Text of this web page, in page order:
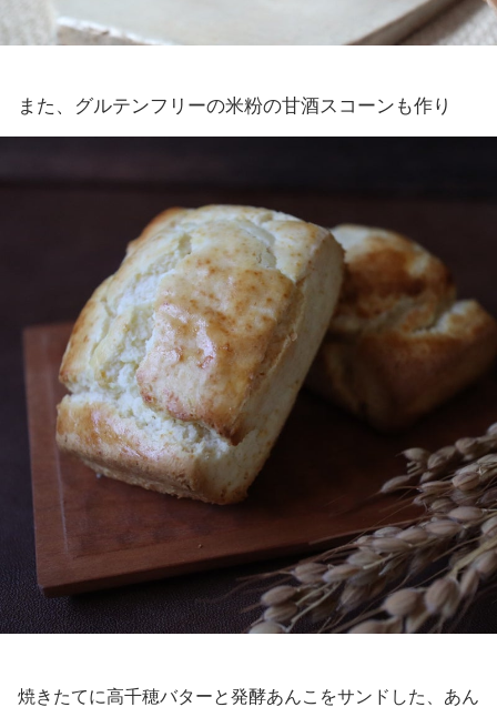
また、グルテンフリーの米粉の甘酒スコーンも作り
焼きたてに高千穂バターと発酵あんこをサンドした、あん